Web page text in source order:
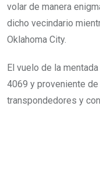
volar de manera
dicho vecindario
Oklahoma City.
El vuelo de la
4069 y proveniente
transpondedores y